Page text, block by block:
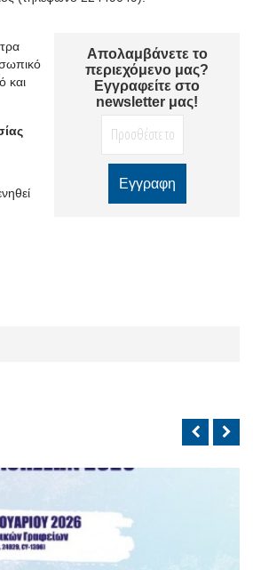
Απολαμβάνετε το
περιεχόμενο μας?
Εγγραφείτε στο
newsletter μας!
και